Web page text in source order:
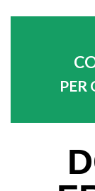
PER